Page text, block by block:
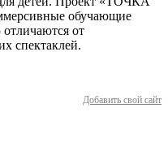
обучающие
от
спектаклей.
Добавить свой сайт